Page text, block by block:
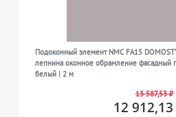
Подоконный элемент NMC FA15
лепнина оконное обрамление фасадный
белый | 2 м
13 587,53 ₽
12